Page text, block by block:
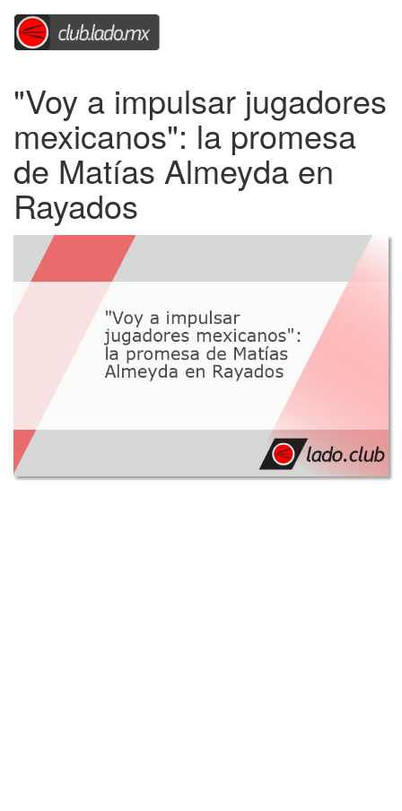
"Voy a impulsar jugadores
mexicanos": la promesa
de Matías Almeyda en
Rayados